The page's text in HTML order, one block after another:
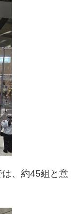
、約45組と意